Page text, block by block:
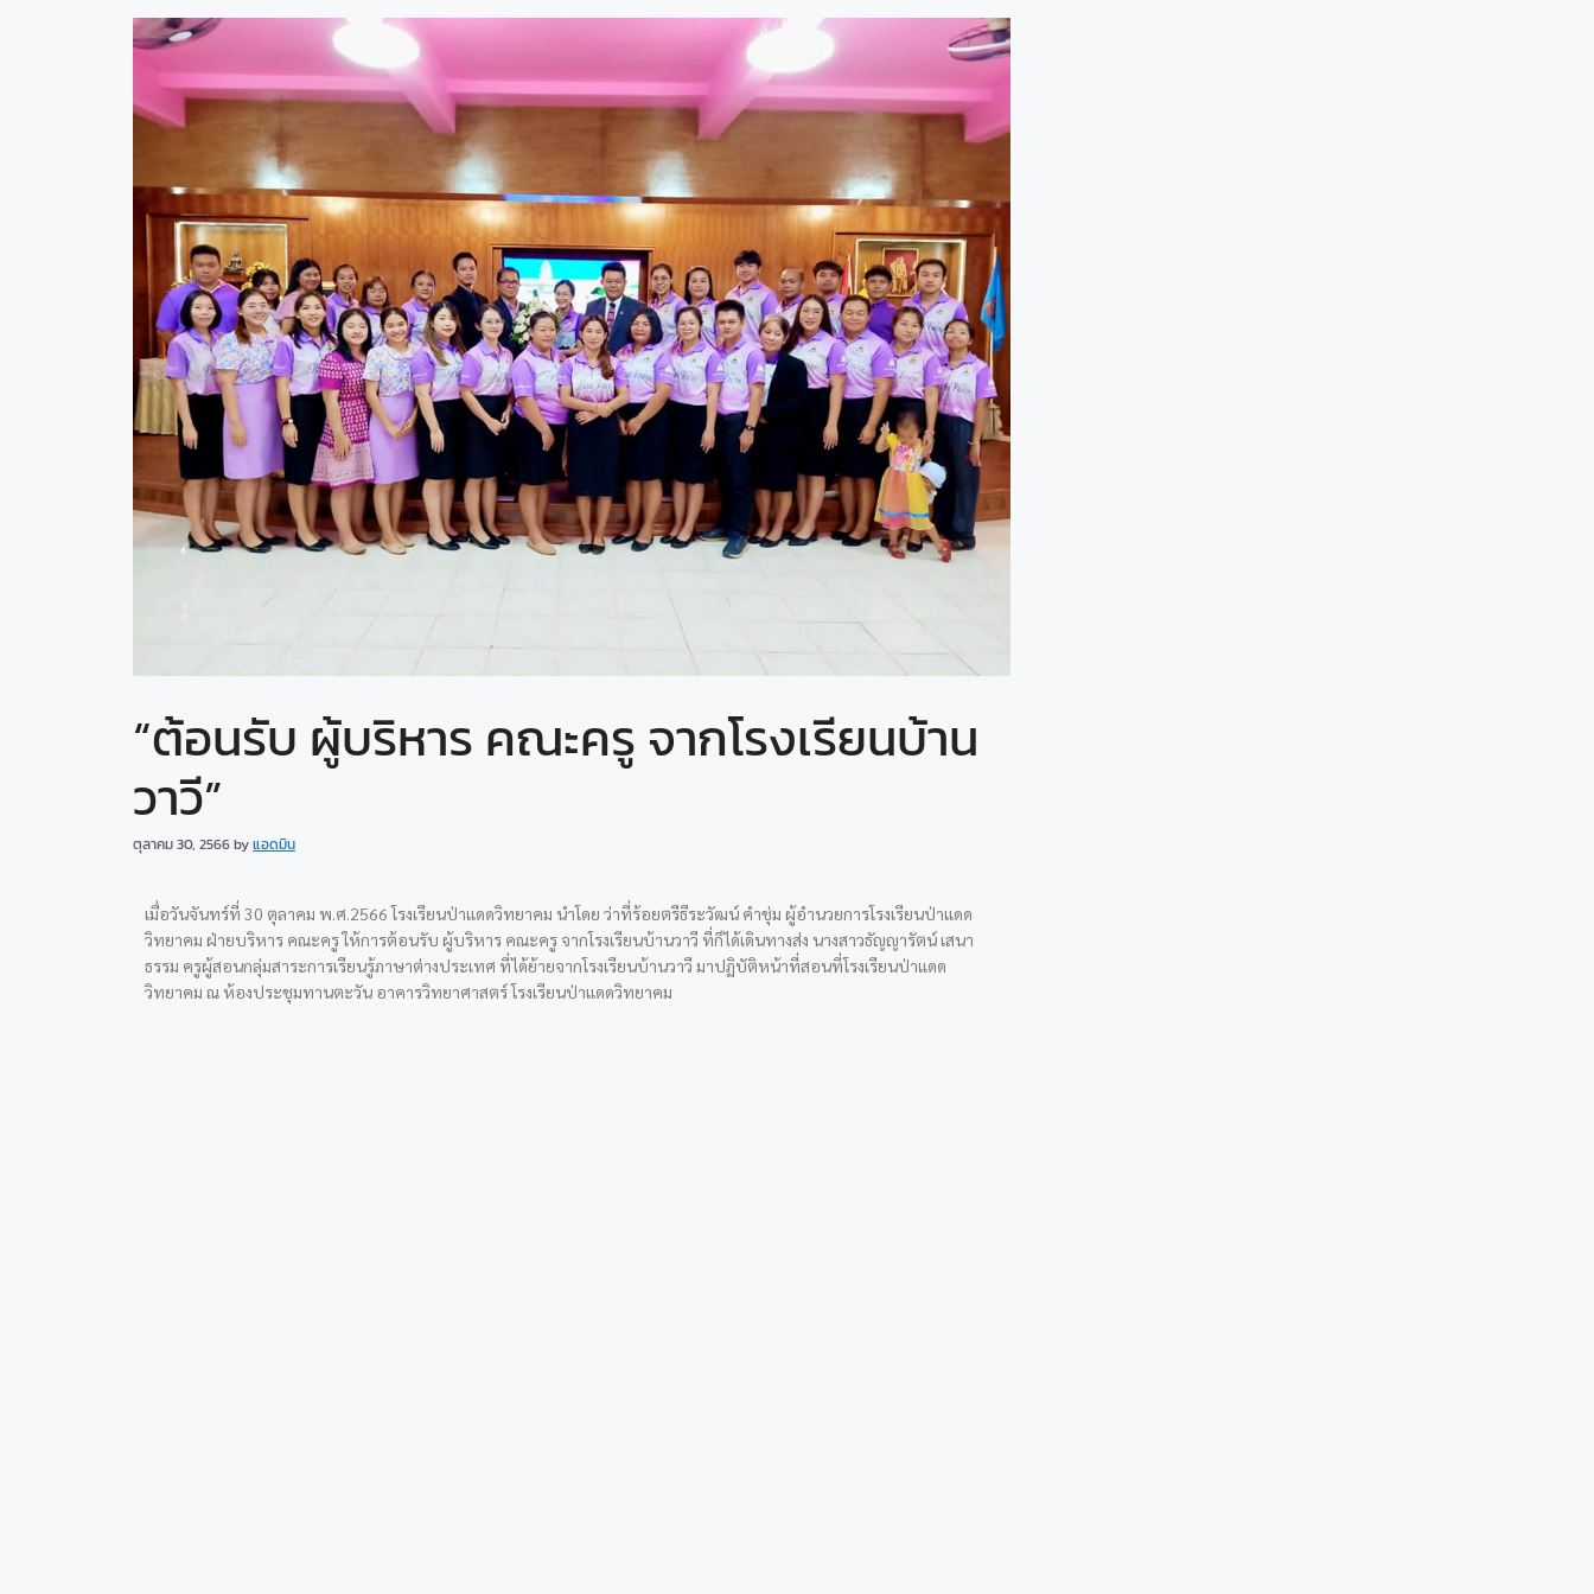
“ต้อนรับ ผู้บริหาร คณะครู จากโรงเรียนบ้าน
วาวี”
ตุลาคม 30, 2566byแอดมิน
เมื่อวันจันทร์ที่ 30 ตุลาคม พ.ศ.2566 โรงเรียนป่าแดดวิทยาคม นำโดย ว่าที่ร้อยตรีธีระวัฒน์ คำชุ่ม ผู้อำนวยการโรงเรียนป่าแดด
วิทยาคม ฝ่ายบริหาร คณะครู ให้การต้อนรับ ผู้บริหาร คณะครู จากโรงเรียนบ้านวาวี ที่ก็ได้เดินทางส่ง นางสาวธัญญารัตน์ เสนา
ธรรม ครูผู้สอนกลุ่มสาระการเรียนรู้ภาษาต่างประเทศ ที่ได้ย้ายจากโรงเรียนบ้านวาวี มาปฏิบัติหน้าที่สอนที่โรงเรียนป่าแดด
วิทยาคม ณ ห้องประชุมทานตะวัน อาคารวิทยาศาสตร์ โรงเรียนป่าแดดวิทยาคม